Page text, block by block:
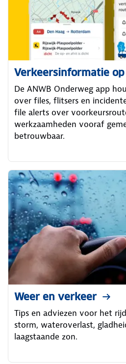
Verkeersinformatie
De ANWB Onderweg app
over files, flitsers en
file alerts over
werkzaamheden vooraf
betrouwbaar.
Weer en verkeer
Tips en adviezen voor het
storm, wateroverlast,
laagstaande zon.